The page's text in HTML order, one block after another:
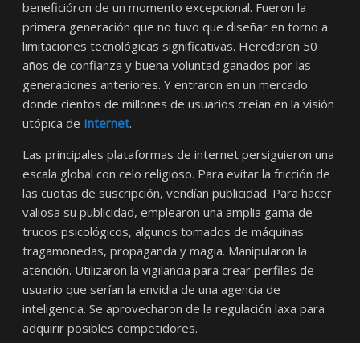
beneficióron de un momento excepcional. Fueron la
primera generación que no tuvo que diseñar en torno a
limitaciones tecnológicas significativas. Heredaron 50
años de confianza y buena voluntad ganados por las
generaciones anteriores. Y entraron en un mercado
donde cientos de millones de usuarios creían en la visión
utópica de Internet.
Las principales plataformas de internet persiguieron una
escala global con celo religioso. Para evitar la fricción de
las cuotas de suscripción, vendían publicidad. Para hacer
valiosa su publicidad, emplearon una amplia gama de
trucos psicológicos, algunos tomados de máquinas
tragamonedas, propaganda y magia. Manipularon la
atención. Utilizaron la vigilancia para crear perfiles de
usuario que serían la envidia de una agencia de
inteligencia. Se aprovecharon de la regulación laxa para
adquirir posibles competidores.